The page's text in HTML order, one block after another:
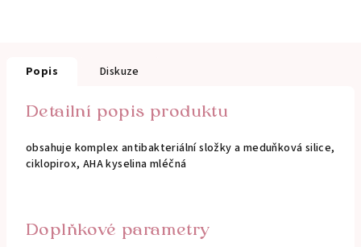
Popis Diskuze
Detailní popis produktu
obsahuje komplex antibakteriální složky a meduňková silice,
ciklopirox, AHA kyselina mléčná
Doplňkové parametry